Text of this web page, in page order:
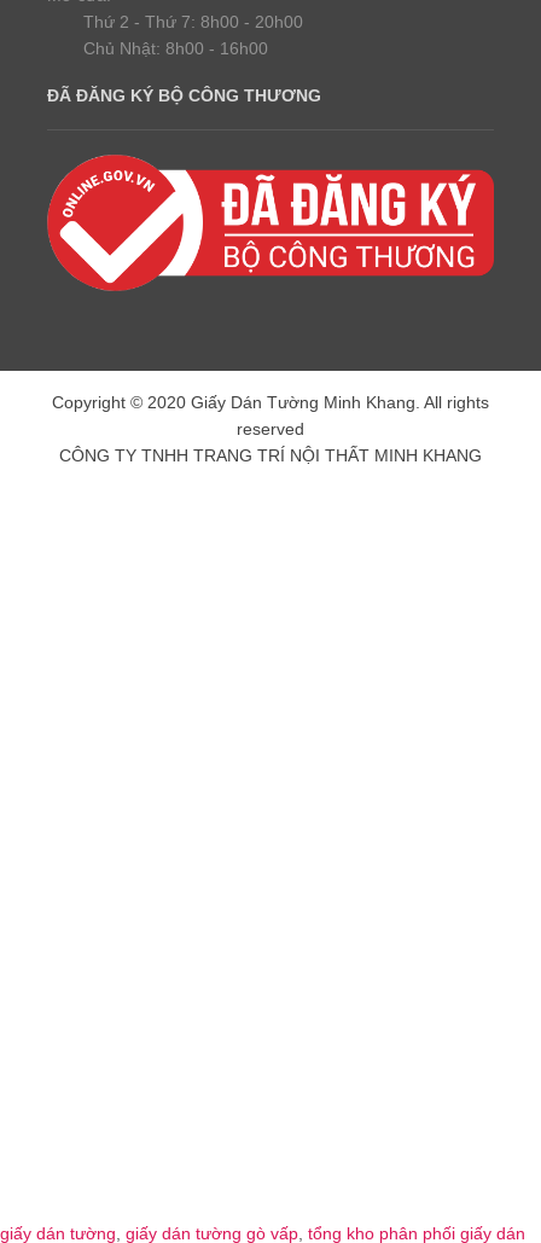
Thứ 2 - Thứ 7: 8h00 - 20h00
Chủ Nhật: 8h00 - 16h00
ĐÃ ĐĂNG KÝ BỘ CÔNG THƯƠNG
Copyright © 2020 Giấy Dán Tường Minh Khang. All rights
reserved
CÔNG TY TNHH TRANG TRÍ NỘI THẤT MINH KHANG
giấy dán tường, giấy dán tường gò vấp, tổng kho phân phối giấy dán